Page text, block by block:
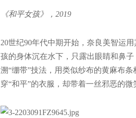
《和平女孩》，2019
20世纪90年代中期开始，奈良美智运
孩的身体沉在水下，只露出眼睛和鼻
溯“绷带”技法，用类似纱布的黄麻布
穿“和平”的衣服，却带着一丝邪恶的